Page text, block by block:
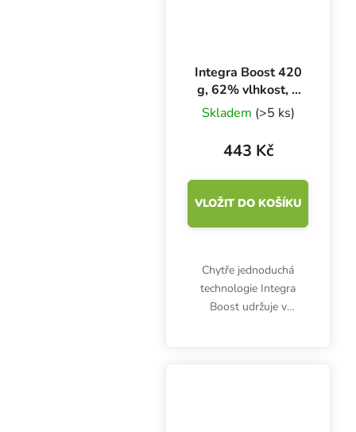
Integra Boost 420
g, 62% vlhkost, 1
ks
Skladem (>5 ks)
443 Kč
VLOŽIT DO KOŠÍKU
Chytře jednoduchá
technologie Integra
Boost udržuje v